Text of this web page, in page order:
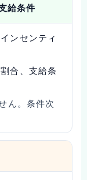
給条件
ンセンティ
合、支給条
ん。条件次